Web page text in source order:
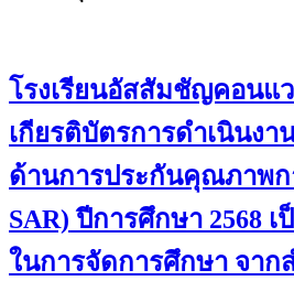
โรงเรียนอัสสัมชัญคอนแ
เกียรติบัตรการดำเนินงา
ด้านการประกันคุณภาพก
SAR) ปีการศึกษา 2568
ในการจัดการศึกษา จา